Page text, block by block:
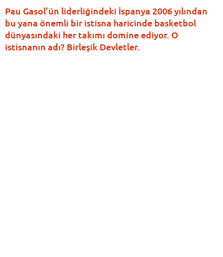
Pau Gasol’ün liderliğindeki İspanya 2006 yılından
bu yana önemli bir istisna haricinde basketbol
dünyasındaki her takımı domine ediyor. O
istisnanın adı? Birleşik Devletler.